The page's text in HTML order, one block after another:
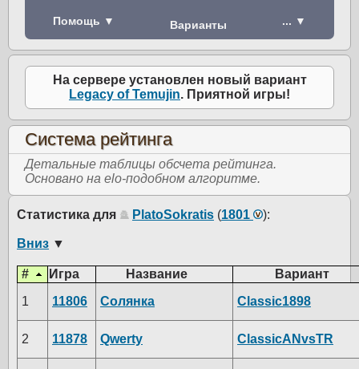
Помощь ▼ Варианты ... ▼
На сервере установлен новый вариант
Legacy of Temujin. Приятной игры!
Система рейтинга
Детальные таблицы обсчета рейтинга.
Основано на elo-подобном алгоритме.
Статистика для PlatoSokratis (1801 ):
Вниз ▼
# Игра Название
Вариант
1
11806 Солянка Classic1898
2 11878 Qwerty ClassicANvsTR